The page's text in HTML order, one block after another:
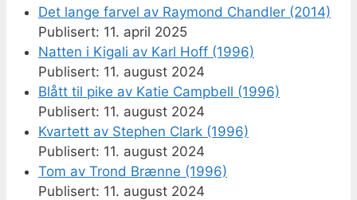
Det lange farvel av Raymond Chandler (2014)
11. april 2025
Natten i Kigali av Karl Hoff (1996)
11. august 2024
Blått til pike av Katie Campbell (1996)
11. august 2024
Kvartett av Stephen Clark (1996)
11. august 2024
Tom av Trond Brænne (1996)
11. august 2024